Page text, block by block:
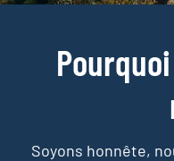
Soyons honnête,